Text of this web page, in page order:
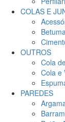
COLAS E
OUTROS
Cola
Cola e
PAREDES